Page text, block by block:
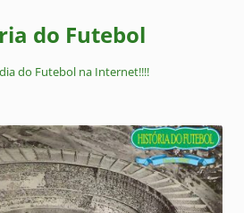
do Futebol
do Futebol na Internet!!!!